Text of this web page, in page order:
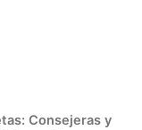
Consejeras y